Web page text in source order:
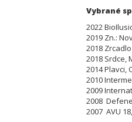
Vybrané
2022
2019 Zn.:
2018
2018 Srdce,
2014 Plavci,
2010
2009
2008
2007 AVU